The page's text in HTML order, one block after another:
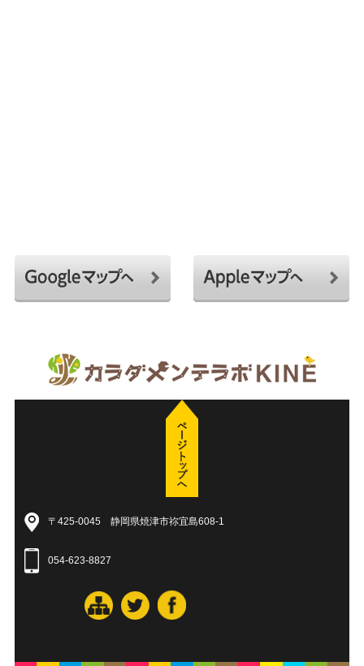
〒425-0045 静岡県焼津市祢宜島608-1
054-623-8827